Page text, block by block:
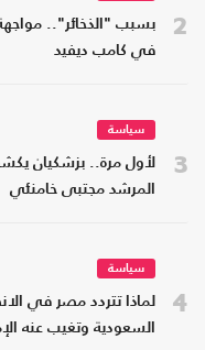
2
بسبب "الذخائر"..
في كامب ديفيد
3
سياسة
لأول مرة.. بزشكيان
المرشد مجتبى خامنئي
4
سياسة
لماذا تتردد مصر في
السعودية وتغيب عنه